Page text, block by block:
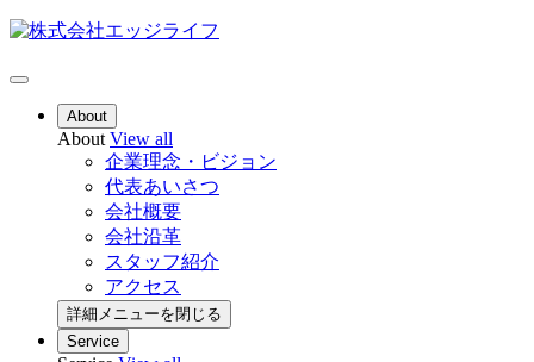
About
About View all
企業理念・ビジョン
代表あいさつ
会社概要
会社沿革
スタッフ紹介
アクセス
詳細メニューを閉じる
Service